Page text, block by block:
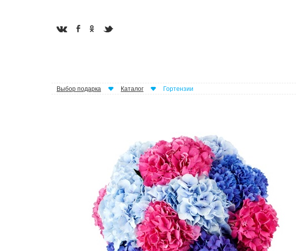
Выбор подарка Каталог Гортензии